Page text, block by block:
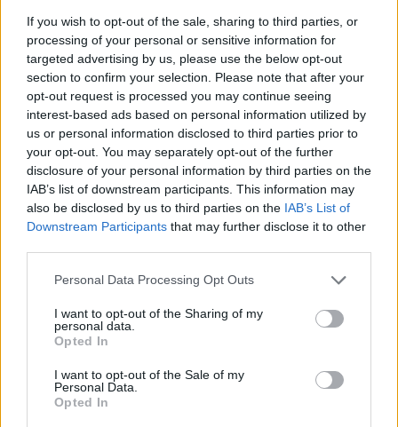
If you wish to opt-out of the sale, sharing to third parties, or
processing of your personal or sensitive information for
targeted advertising by us, please use the below opt-out
section to confirm your selection. Please note that after your
opt-out request is processed you may continue seeing
interest-based ads based on personal information utilized by
us or personal information disclosed to third parties prior to
your opt-out. You may separately opt-out of the further
disclosure of your personal information by third parties on the
IAB’s list of downstream participants. This information may
also be disclosed by us to third parties on the IAB’s List of
Downstream Participants that may further disclose it to other
Personal Data Processing Opt Outs
I want to opt-out of the Sharing of my
personal data.
Opted In
I want to opt-out of the Sale of my
Personal Data.
Opted In